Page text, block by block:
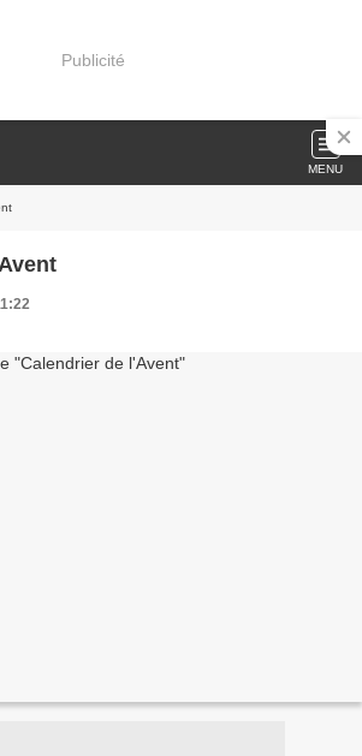
Publicité
MENU